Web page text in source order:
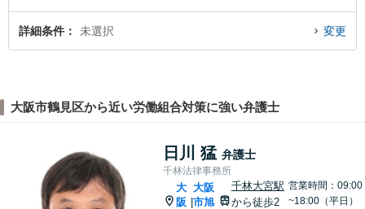
詳細条件 未選択 変更
大阪市鶴見区から近い労働組合対策に強い弁護士
日川 猛 弁護士
千林法律事務所
大
阪 |
大阪
市旭
千林大宮駅
から徒歩2
営業時間：09:00
~18:00（平日）